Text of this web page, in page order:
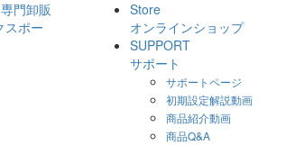
Store
オンラインショップ
SUPPORT
サポート
サポートページ
初期設定解説動画
商品紹介動画
商品Q&A